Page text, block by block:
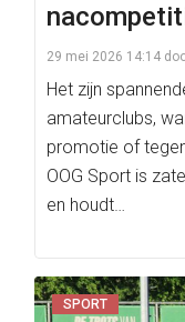
29 mei 2026 14:14
Het zijn
amateurclubs,
promotie of
OOG Sport is
en houdt…
SPORT